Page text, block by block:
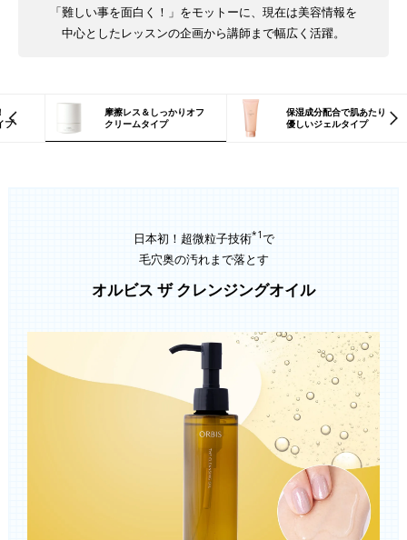
「難しい事を面白く！」をモットーに、現在は美容情報を
中心としたレッスンの企画から講師まで幅広く活躍。
プ
摩擦レス＆しっかりオフ
クリームタイプ
保湿成分配合で肌あたり
優しいジェルタイプ
日本初！超微粒子技術*1で
毛穴奥の汚れまで落とす
オルビス ザ クレンジングオイル